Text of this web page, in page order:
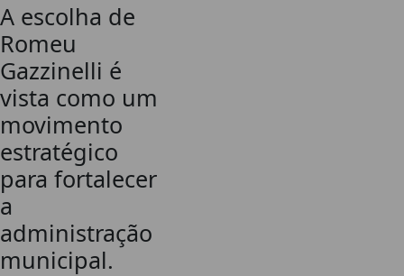
A escolha de
Romeu
Gazzinelli é
vista como um
movimento
estratégico
para fortalecer
a
administração
municipal.